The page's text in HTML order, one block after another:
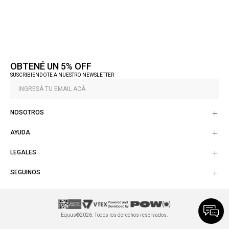
OBTENÉ UN 5% OFF
SUSCRIBIENDOTE A NUESTRO NEWSLETTER
NOSOTROS
AYUDA
LEGALES
SEGUINOS
Equus©2026. Todos los derechos reservados.